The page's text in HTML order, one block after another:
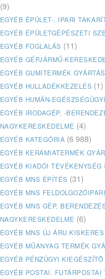
(9)
EGYÉB ÉPÜLET-, IPARI
EGYÉB ÉPÜLETGÉPÉSZETI
EGYÉB FOGLALÁS (11)
EGYÉB GÉPJÁRMŰ-
EGYÉB GUMITERMÉK
EGYÉB HULLADÉKKEZELÉS (1)
EGYÉB HUMÁN-
EGYÉB IRODAGÉP, -
NAGYKERESKEDELME (4)
EGYÉB KATEGÓRIA (6 988)
EGYÉB KERÁMIATERMÉK
EGYÉB KIADÓI TEVÉKENYSÉG
EGYÉB MNS ÉPÍTÉS (31)
EGYÉB MNS
EGYÉB MNS GÉP,
NAGYKERESKEDELME (6)
EGYÉB MNS ÚJ ÁRU
EGYÉB MŰANYAG TERMÉK
EGYÉB PÉNZÜGYI
EGYÉB POSTAI, FUTÁRPOSTAI